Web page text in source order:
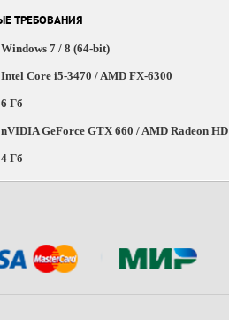
ТРЕБОВАНИЯ
Windows 7 / 8 (64-bit)
Intel Core i5-3470 / AMD FX-6300
6 Гб
nVIDIA GeForce GTX 660 / AMD Radeon
4 Гб